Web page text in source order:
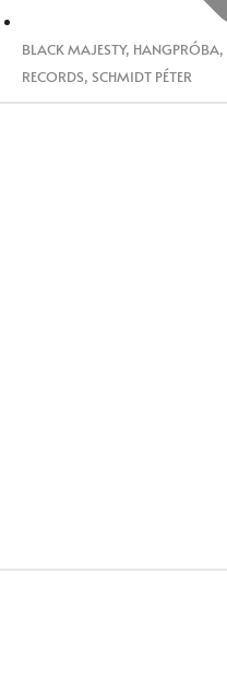
BLACK MAJESTY, HANGPRÓBA,
RECORDS, SCHMIDT PÉTER